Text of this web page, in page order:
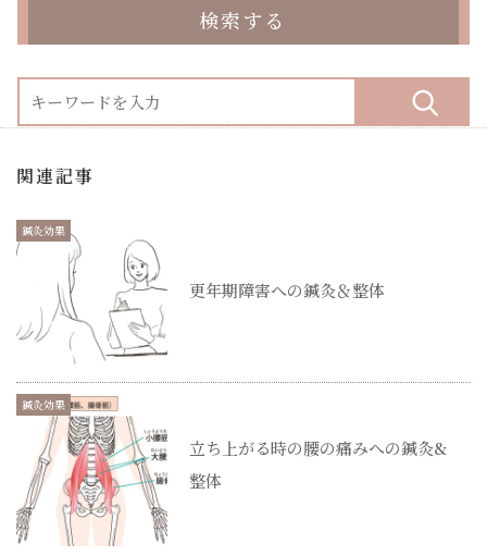
検索する
関連記事
鍼灸効果
更年期障害への鍼灸＆整体
鍼灸効果
立ち上がる時の腰の痛みへの鍼灸&
整体